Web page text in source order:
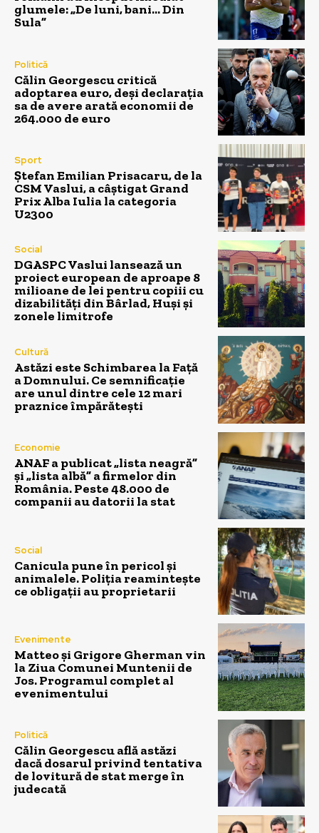
glumele: „De luni, bani… Din
Sula”
Politică
Călin Georgescu critică
adoptarea euro, deși declarația
sa de avere arată economii de
264.000 de euro
Sport
Ștefan Emilian Prisacaru, de la
CSM Vaslui, a câștigat Grand
Prix Alba Iulia la categoria
U2300
Social
DGASPC Vaslui lansează un
proiect european de aproape 8
milioane de lei pentru copiii cu
dizabilități din Bârlad, Huși și
zonele limitrofe
Cultură
Astăzi este Schimbarea la Față
a Domnului. Ce semnificație
are unul dintre cele 12 mari
praznice împărătești
Economie
ANAF a publicat „lista neagră”
și „lista albă” a firmelor din
România. Peste 48.000 de
companii au datorii la stat
Social
Canicula pune în pericol și
animalele. Poliția reamintește
ce obligații au proprietarii
Evenimente
Matteo și Grigore Gherman vin
la Ziua Comunei Muntenii de
Jos. Programul complet al
evenimentului
Politică
Călin Georgescu află astăzi
dacă dosarul privind tentativa
de lovitură de stat merge în
judecată